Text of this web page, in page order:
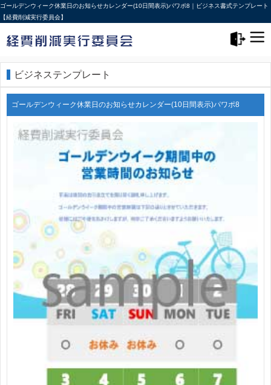
ゴールデンウィーク休業日のお知らせカレンダー(10日間表示)パワポ8｜ビジネス書式テンプレート
【経費削減実行委員会】
ビジネステンプレート
ゴールデンウィーク休業日のお知らせカレンダー(10日間表示)パワポ8